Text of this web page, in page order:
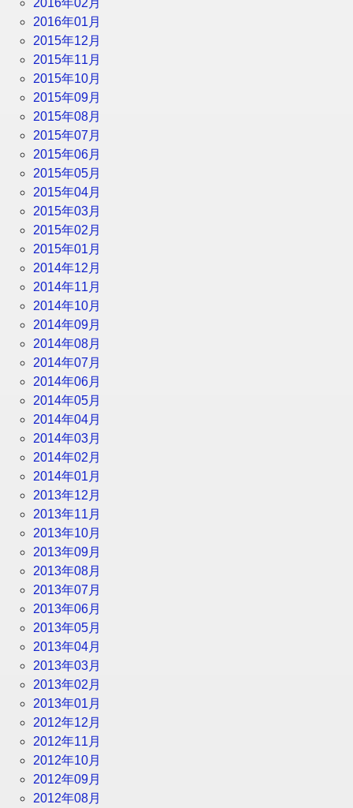
2016年01月
2015年12月
2015年11月
2015年10月
2015年09月
2015年08月
2015年07月
2015年06月
2015年05月
2015年04月
2015年03月
2015年02月
2015年01月
2014年12月
2014年11月
2014年10月
2014年09月
2014年08月
2014年07月
2014年06月
2014年05月
2014年04月
2014年03月
2014年02月
2014年01月
2013年12月
2013年11月
2013年10月
2013年09月
2013年08月
2013年07月
2013年06月
2013年05月
2013年04月
2013年03月
2013年02月
2013年01月
2012年12月
2012年11月
2012年10月
2012年09月
2012年08月